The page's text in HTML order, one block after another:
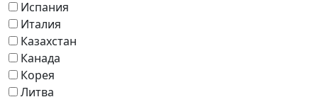
Испания
Италия
Казахстан
Канада
Корея
Литва